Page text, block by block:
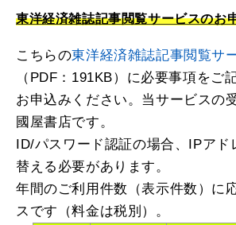
東洋経済雑誌記事閲覧サービスのお
こちらの東洋経済雑誌記事閲覧サ
（PDF：191KB）に必要事項をご
お申込みください。当サービスの
國屋書店です。
ID/パスワード認証の場合、IPアド
替える必要があります。
年間のご利用件数（表示件数）に
スです（料金は税別）。